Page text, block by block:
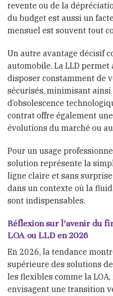
revente ou de la
du budget est aussi un
mensuel est souvent tout
Un autre avantage décisif
automobile. La LLD
disposer constamment de
sécurisés, minimisant
d’obsolescence
contrat offre également
évolutions du marché ou
Pour un usage
solution représente la
ligne claire et sans
dans un contexte où la
sont indispensables.
Réflexion sur l’avenir du
LOA ou LLD en 2026
En 2026, la tendance
supérieure des solutions
les flexibles comme la
envisagent une transition